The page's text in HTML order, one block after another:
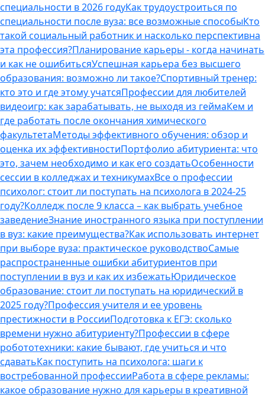
специальности в 2026 годуКак трудоустроиться по
специальности после вуза: все возможные способыКто
такой социальный работник и насколько перспективна
эта профессия?Планирование карьеры - когда начинать
и как не ошибитьсяУспешная карьера без высшего
образования: возможно ли такое?Спортивный тренер:
кто это и где этому учатсяПрофессии для любителей
видеоигр: как зарабатывать, не выходя из геймаКем и
где работать после окончания химического
факультетаМетоды эффективного обучения: обзор и
оценка их эффективностиПортфолио абитуриента: что
это, зачем необходимо и как его создатьОсобенности
сессии в колледжах и техникумахВсе о профессии
психолог: стоит ли поступать на психолога в 2024-25
году?Колледж после 9 класса – как выбрать учебное
заведениеЗнание иностранного языка при поступлении
в вуз: какие преимущества?Как использовать интернет
при выборе вуза: практическое руководствоСамые
распространенные ошибки абитуриентов при
поступлении в вуз и как их избежатьЮридическое
образование: стоит ли поступать на юридический в
2025 году?Профессия учителя и ее уровень
престижности в РоссииПодготовка к ЕГЭ: сколько
времени нужно абитуриенту?Профессии в сфере
робототехники: какие бывают, где учиться и что
сдаватьКак поступить на психолога: шаги к
востребованной профессииРабота в сфере рекламы:
какое образование нужно для карьеры в креативной